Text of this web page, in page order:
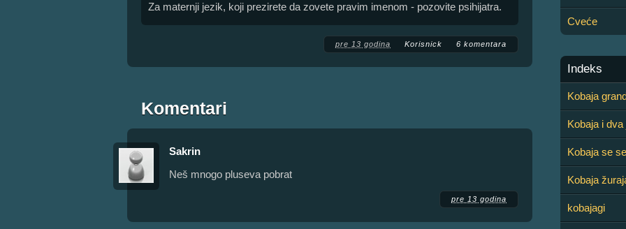
Za maternji jezik, koji prezirete da zovete pravim imenom - pozovite psihijatra.
pre 13 godina Korisnick 6 komentara
Komentari
Sakrin
Neš mnogo pluseva pobrat
pre 13 godina
Cveće
Indeks
Kobaja
Kobaja i dva
Kobaja se
Kobaja
kobajagi